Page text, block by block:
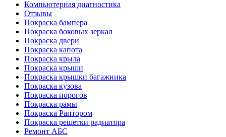
Компьютерная диагностика
Отзывы
Покраска бампера
Покраска боковых зеркал
Покраска двери
Покраска капота
Покраска крыла
Покраска крыши
Покраска крышки багажника
Покраска кузова
Покраска порогов
Покраска рамы
Покраска Раптором
Покраска решетки радиатора
Ремонт АБС